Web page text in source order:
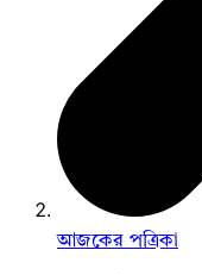
আজকের পত্রিকা